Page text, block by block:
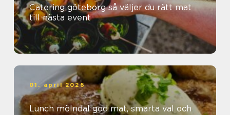
Catering göteborg så väljer du rätt mat
till nästa event
01. april 2026
Lunch mölndal god mat, smarta val och